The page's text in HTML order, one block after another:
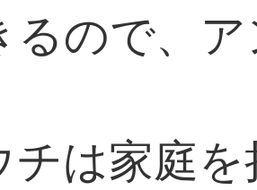
るので、
チは家庭